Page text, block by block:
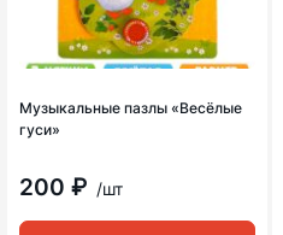
Музыкальные пазлы «Весёлые
гуси»
200 ₽ /шт